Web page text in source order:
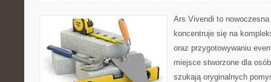
Ars Vivendi to
koncentruje się na
oraz przygotowywaniu
miejsce stworzone dla
szukają oryginalnych